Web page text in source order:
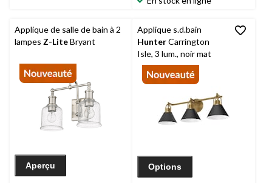
Applique de salle de bain à 2
lampes Z-LiteBryant
Aperçu
Applique s.d.bain
HunterCarrington
Isle, 3 lum., noir mat
Options